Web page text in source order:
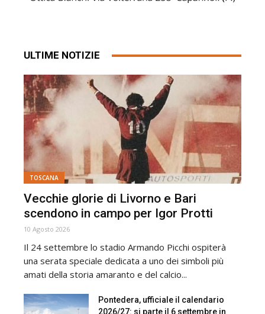
ULTIME NOTIZIE
TOSCANA
Vecchie glorie di Livorno e Bari
scendono in campo per Igor Protti
10 Agosto 2026
Il 24 settembre lo stadio Armando Picchi ospiterà
una serata speciale dedicata a uno dei simboli più
amati della storia amaranto e del calcio...
Pontedera, ufficiale il calendario
2026/27: si parte il 6 settembre in